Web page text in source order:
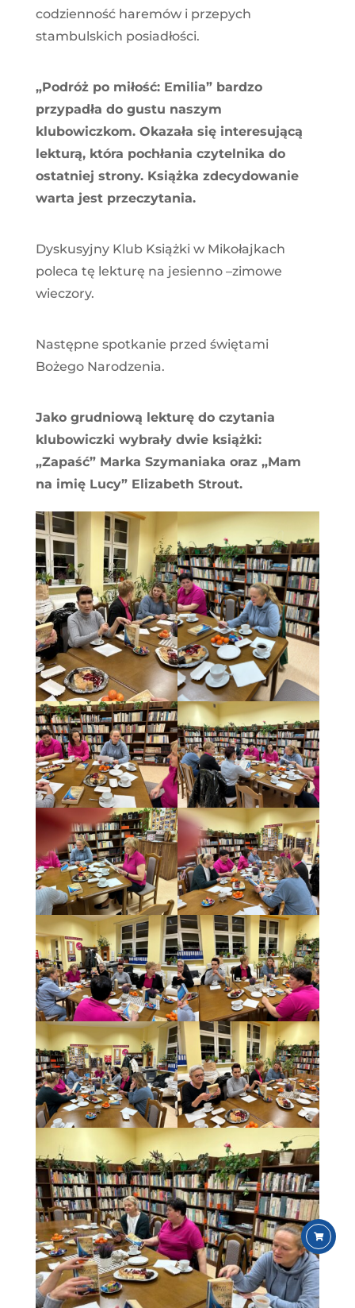
codzienność haremów i przepych
stambulskich posiadłości.
„Podróż po miłość: Emilia” bardzo
przypadła do gustu naszym
klubowiczkom. Okazała się interesującą
lekturą, która pochłania czytelnika do
ostatniej strony. Książka zdecydowanie
warta jest przeczytania.
Dyskusyjny Klub Książki w Mikołajkach
poleca tę lekturę na jesienno –zimowe
wieczory.
Następne spotkanie przed świętami
Bożego Narodzenia.
Jako grudniową lekturę do czytania
klubowiczki wybrały dwie książki:
„Zapaść” Marka Szymaniaka oraz „Mam
na imię Lucy” Elizabeth Strout.